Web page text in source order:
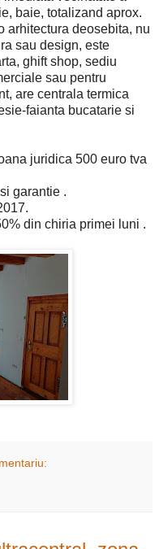
baie, totalizand aprox.
arhitectura deosebita, nu
sau design, este
ghift shop, sediu
sau pentru
are centrala termica
faianta bucatarie si
juridica 500 euro tva
garantie .
din chiria primei luni .